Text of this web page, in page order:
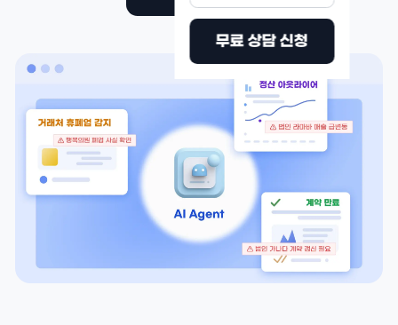
무료 상담 신청